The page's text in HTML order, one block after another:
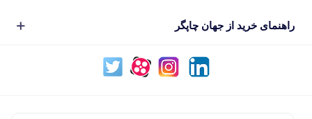
راهنمای خرید از جهان چاپگر